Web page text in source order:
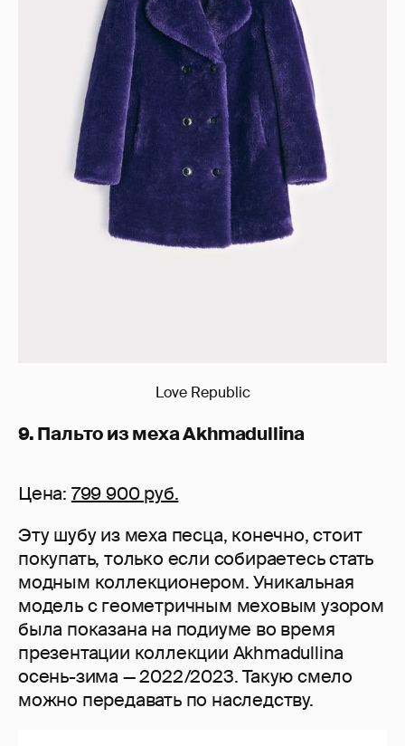
Love Republic
9. Пальто из меха Akhmadullina
Цена: 799 900 руб.
Эту шубу из меха песца, конечно, стоит
покупать, только если собираетесь стать
модным коллекционером. Уникальная
модель с геометричным меховым узором
была показана на подиуме во время
презентации коллекции Akhmadullina
осень-зима — 2022/2023. Такую смело
можно передавать по наследству.